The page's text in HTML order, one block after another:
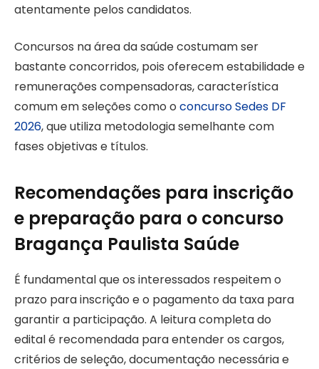
atentamente pelos candidatos.
Concursos na área da saúde costumam ser
bastante concorridos, pois oferecem estabilidade e
remunerações compensadoras, característica
comum em seleções como o concurso Sedes DF
2026, que utiliza metodologia semelhante com
fases objetivas e títulos.
Recomendações para inscrição
e preparação para o concurso
Bragança Paulista Saúde
É fundamental que os interessados respeitem o
prazo para inscrição e o pagamento da taxa para
garantir a participação. A leitura completa do
edital é recomendada para entender os cargos,
critérios de seleção, documentação necessária e